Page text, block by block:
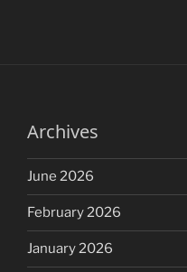
Archives
June 2026
February 2026
January 2026